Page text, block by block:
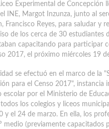
Experimental de Concepción
INE, Margot Inzunza, junto al
Francisco Reyes, para saludar y
de los cerca de 30 estudiantes
capacitando para participar
2017, el próximo miércoles 19
se efectuó en el marco de la
para el Censo 2017", instancia
escolar por el Ministerio de
los colegios y liceos
y el 24 de marzo. En ella, los
medio (previamente capacitados